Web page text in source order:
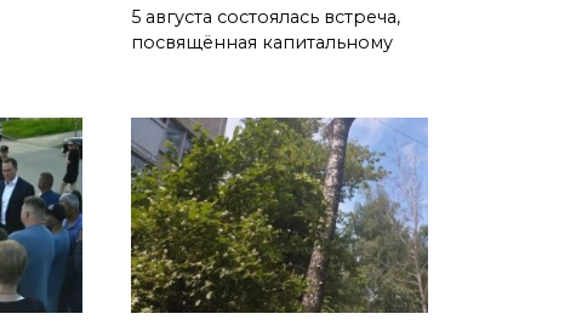
5 августа состоялась встреча,
посвящённая капитальному